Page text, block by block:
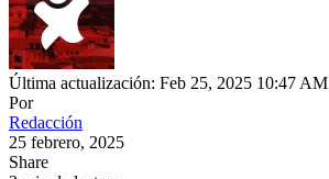
Última actualización: Feb 25, 2025 10:47 AM
Por
Redacción
25 febrero, 2025
Share